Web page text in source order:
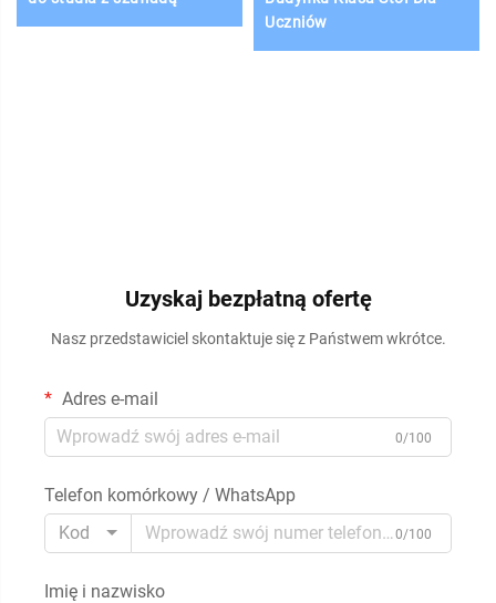
Uczniów
Uzyskaj bezpłatną ofertę
Nasz przedstawiciel skontaktuje się z Państwem wkrótce.
Adres e-mail
0/100
Telefon komórkowy / WhatsApp
Kod
0/100
Imię i nazwisko